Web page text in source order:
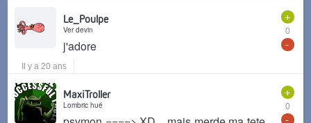
+
0
-
Le_Poulpe
Ver devin
j'adore
Il y a 20 ans
+
0
-
MaxiTroller
Lombric hué